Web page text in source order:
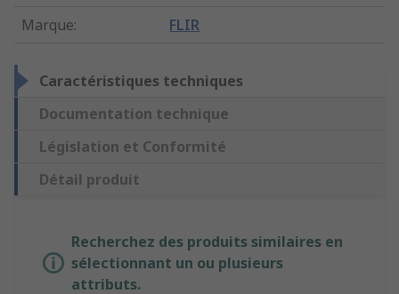
Marque: FLIR
Caractéristiques techniques
Documentation technique
Législation et Conformité
Détail produit
Recherchez des produits similaires en
sélectionnant un ou plusieurs
attributs.